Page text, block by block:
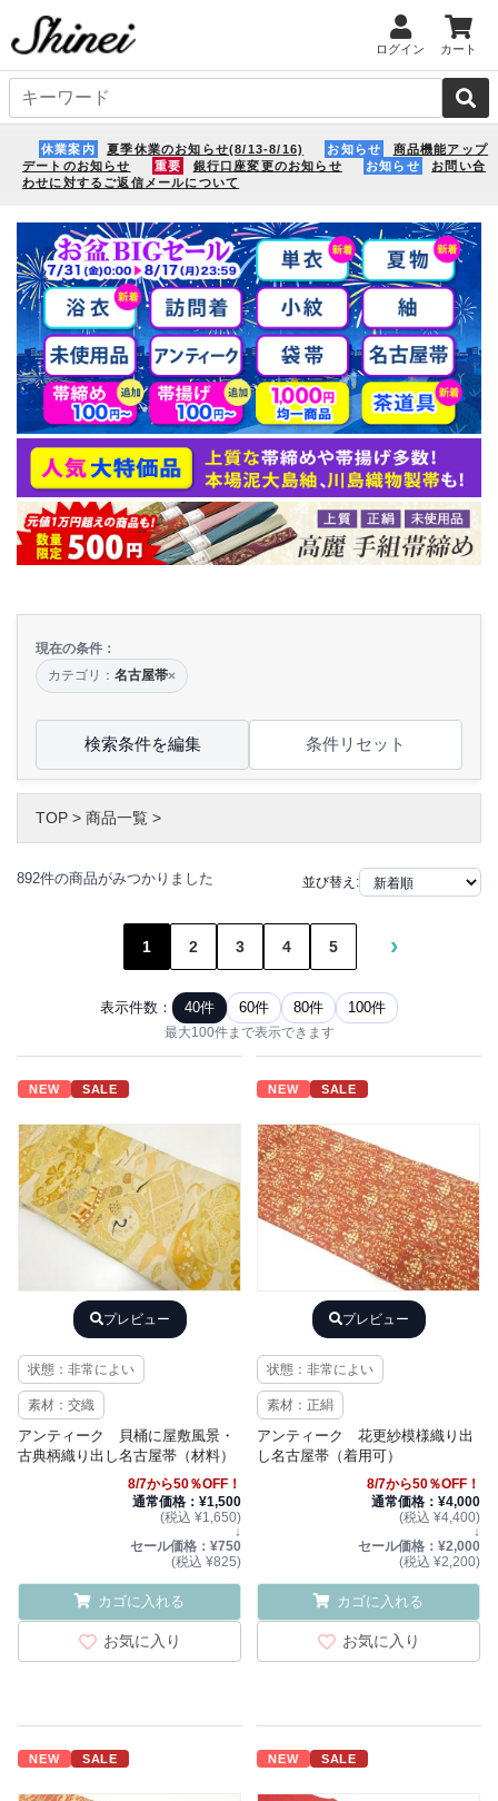
ログイン カート
休業案内 夏季休業のお知らせ(8/13-8/16) お知らせ
商品機能アップ
デートのお知らせ
重要 銀行口座変更のお知らせ お知らせ
お問い合
わせに対するご返信メールについて
現在の条件：
カテゴリ： 名古屋帯×
検索条件を編集 条件リセット
TOP > 商品一覧 >
892件の商品がみつかりました 並び替え:
1 2 3 4 5 ›
表示件数： 40件 60件 80件 100件
最大100件まで表示できます
NEW SALE
プレビュー
状態：非常によい
素材：交織
アンティーク 貝桶に屋敷風景・
古典柄織り出し名古屋帯（材料）
8/7から50％OFF！
通常価格：¥1,500
(税込 ¥1,650)
↓
セール価格：¥750
(税込 ¥825)
カゴに入れる
お気に入り
NEW SALE
プレビュー
状態：非常によい
素材：正絹
アンティーク 花更紗模様織り出
し名古屋帯（着用可）
8/7から50％OFF！
通常価格：¥4,000
(税込 ¥4,400)
↓
セール価格：¥2,000
(税込 ¥2,200)
カゴに入れる
お気に入り
NEW SALE NEW SALE